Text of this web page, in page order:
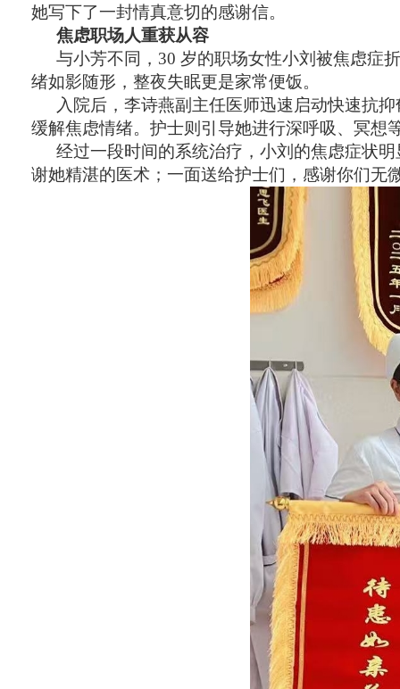
她写下了一封情真意切的感谢信。
焦虑职场人重获从容
与小芳不同，30 岁的职场女性小刘被焦虑症
绪如影随形，整夜失眠更是家常便饭。
入院后，李诗燕副主任医师迅速启动快速抗
缓解焦虑情绪。护士则引导她进行深呼吸、冥想
经过一段时间的系统治疗，小刘的焦虑症状
谢她精湛的医术；一面送给护士们，感谢你们无